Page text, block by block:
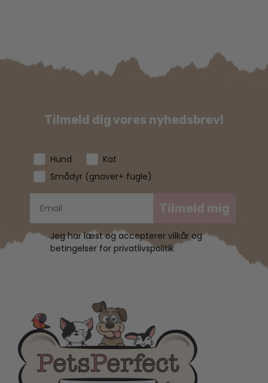
Tilmeld dig vores nyhedsbrev!
Hund
Kat
Smådyr (gnaver+ fugle)
Tilmeld mig
Jeg har læst og accepterer vilkår og
betingelser for privatlivspolitik